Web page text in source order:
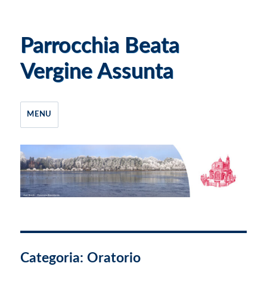
Parrocchia Beata
Vergine Assunta
MENU
Categoria:Oratorio